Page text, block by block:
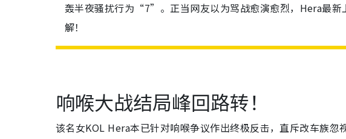
轰半夜骚扰行为“7”。正当网友以为骂战愈演愈烈，Hera最
解！
响喉大战结局峰回路转！
该名女KOL Hera本已针对响喉争议作出终极反击，直斥改车族